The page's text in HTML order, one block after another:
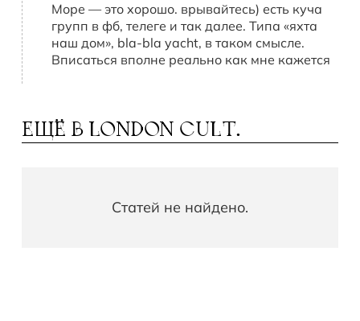
Море — это хорошо. врывайтесь) есть куча
групп в фб, телеге и так далее. Типа «яхта
наш дом», bla-bla yacht, в таком смысле.
Вписаться вполне реально как мне кажется
ЕЩЁ В LONDON CULT.
Статей не найдено.